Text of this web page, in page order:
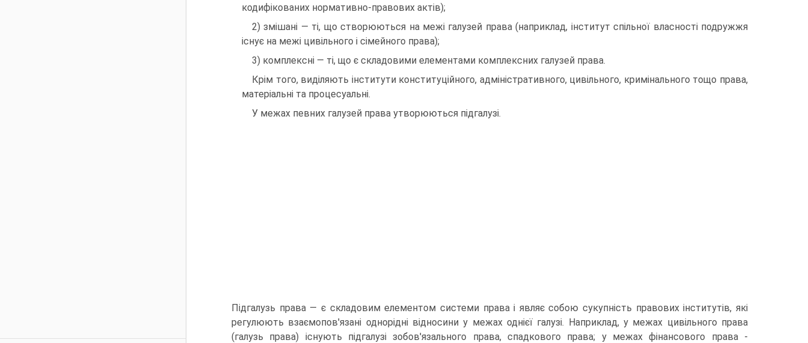
кодифікованих нормативно-правових актів);
2) змішані — ті, що створюються на межі галузей права (наприклад, інститут спільної власності подружжя
існує на межі цивільного і сімейного права);
3) комплексні — ті, що є складовими елементами комплексних галузей права.
Крім того, виділяють інститути конституційного, адміністративного, цивільного, кримінального тощо права,
матеріальні та процесуальні.
У межах певних галузей права утворюються підгалузі.
Підгалузь права — є складовим елементом системи права і являє собою сукупність правових інститутів, які
регулюють взаємопов'язані однорідні відносини у межах однієї галузі. Наприклад, у межах цивільного права
(галузь права) існують підгалузі зобов'язального права, спадкового права; у межах фінансового права -